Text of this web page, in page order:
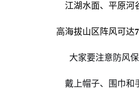
江湖水面、平原河
高海拔山区阵风可达
大家要注意防风
戴上帽子、围巾和